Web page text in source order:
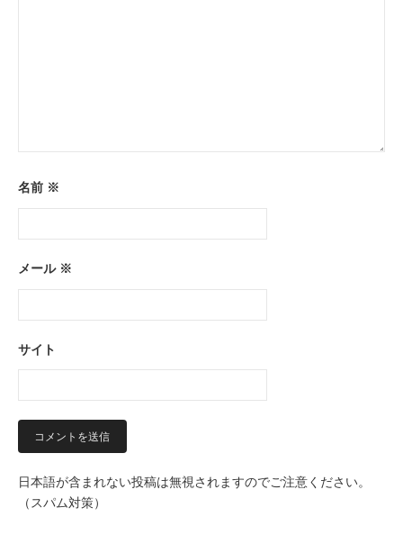
名前 ※
メール ※
サイト
日本語が含まれない投稿は無視されますのでご注意ください。
（スパム対策）